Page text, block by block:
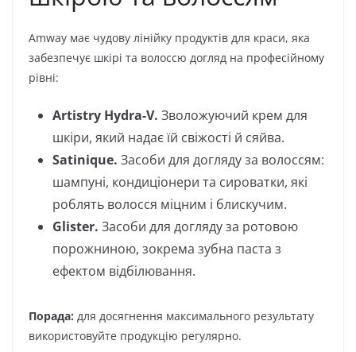
Amway має чудову лінійку продуктів для краси, яка
забезпечує шкірі та волоссю догляд на професійному
рівні:
Artistry Hydra-V. Зволожуючий крем для
шкіри, який надає їй свіжості й сяйва.
Satinique. Засоби для догляду за волоссям:
шампуні, кондиціонери та сироватки, які
роблять волосся міцним і блискучим.
Glister. Засоби для догляду за ротовою
порожниною, зокрема зубна паста з
ефектом відбілювання.
Порада: для досягнення максимального результату
використовуйте продукцію регулярно.